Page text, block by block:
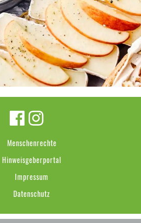
Menschenrechte
Hinweisgeberportal
Impressum
Datenschutz